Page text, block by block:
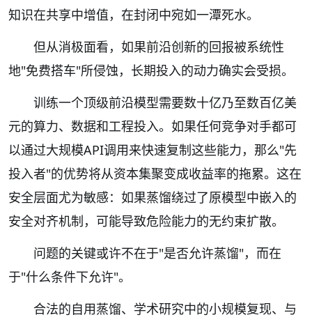
知识在共享中增值，在封闭中宛如一潭死水。
但从消极面看，如果前沿创新的回报被系统性
地"免费搭车"所侵蚀，长期投入的动力确实会受损。
训练一个顶级前沿模型需要数十亿乃至数百亿美
元的算力、数据和工程投入。如果任何竞争对手都可
以通过大规模API调用来快速复制这些能力，那么"先
投入者"的优势将从资本集聚变成收益率的拖累。这在
安全层面尤为敏感：如果蒸馏绕过了原模型中嵌入的
安全对齐机制，可能导致危险能力的无约束扩散。
问题的关键或许不在于"是否允许蒸馏"，而在
于"什么条件下允许"。
合法的自用蒸馏、学术研究中的小规模复现、与